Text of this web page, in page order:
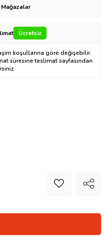
Ücretsiz
koşullarına göre değişebilir.
süresine teslimat sayfasından